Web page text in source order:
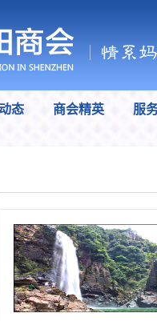
态 商会精英 服